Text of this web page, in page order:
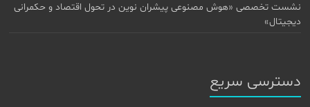
نشست تخصصی «هوش مصنوعی پیشران نوین در تحول اقتصاد و حکمرانی
دیجیتال»
دسترسی سریع